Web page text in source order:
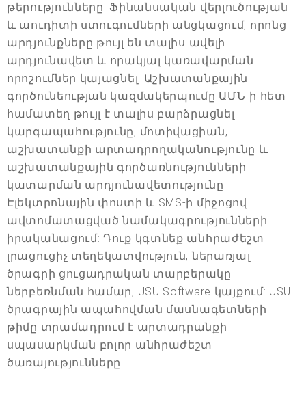
թերությունները: Ֆինանսական վերլուծության
և աուդիտի ստուգումների անցկացում, որոնց
արդյունքները թույլ են տալիս ավելի
արդյունավետ և որակյալ կառավարման
որոշումներ կայացնել: Աշխատանքային
գործունեության կազմակերպումը ԱՄՆ-ի հետ
համատեղ թույլ է տալիս բարձրացնել
կարգապահությունը, մոտիվացիան,
աշխատանքի արտադրողականությունը և
աշխատանքային գործառնությունների
կատարման արդյունավետությունը:
Էլեկտրոնային փոստի և SMS-ի միջոցով
ավտոմատացված նամակագրությունների
իրականացում: Դուք կգտնեք անհրաժեշտ
լրացուցիչ տեղեկատվություն, ներառյալ
ծրագրի ցուցադրական տարբերակը
ներբեռնման համար, USU Software կայքում: USU
ծրագրային ապահովման մասնագետների
թիմը տրամադրում է արտադրանքի
սպասարկման բոլոր անհրաժեշտ
ծառայությունները: